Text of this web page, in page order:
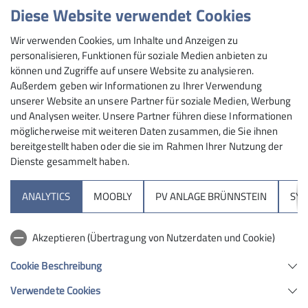
Maximale Teilnehmeranzahl
30
Sektion
Hochrieshütte
Sektion Rosenheim des Deutschen Alpenvereins e.V.
Diese Website verwendet Cookies
Wir verwenden Cookies, um Inhalte und Anzeigen zu
personalisieren, Funktionen für soziale Medien anbieten zu
können und Zugriffe auf unsere Website zu analysieren.
Außerdem geben wir Informationen zu Ihrer Verwendung
unserer Website an unsere Partner für soziale Medien, Werbung
und Analysen weiter. Unsere Partner führen diese Informationen
möglicherweise mit weiteren Daten zusammen, die Sie ihnen
bereitgestellt haben oder die sie im Rahmen Ihrer Nutzung der
Dienste gesammelt haben.
ANALYTICS MOOBLY PV ANLAGE BRÜNNSTEIN
Akzeptieren (Übertragung von Nutzerdaten und Cookie)
Cookie Beschreibung
Verwendete Cookies